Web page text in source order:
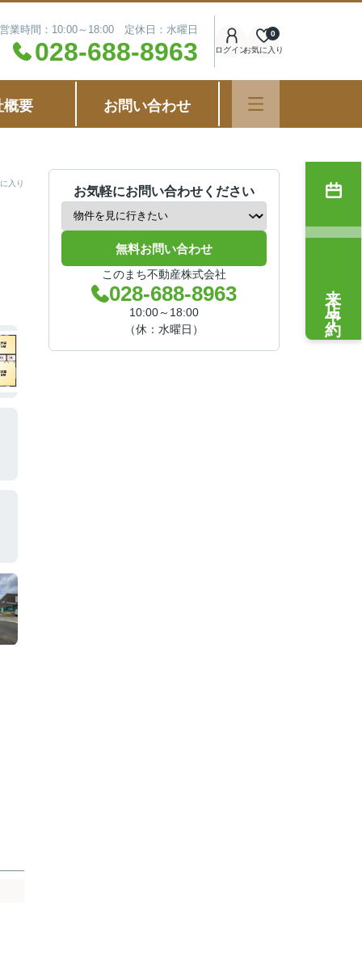
営業時間：10:00～18:00 定休日：水曜日
028-688-8963 ログインお気に入り
0
概要 お問い合わせ
入り
お気軽にお問い合わせください
無料お問い合わせ
このまち不動産株式会社
028-688-8963
10:00～18:00
（休：水曜日）
来店予約